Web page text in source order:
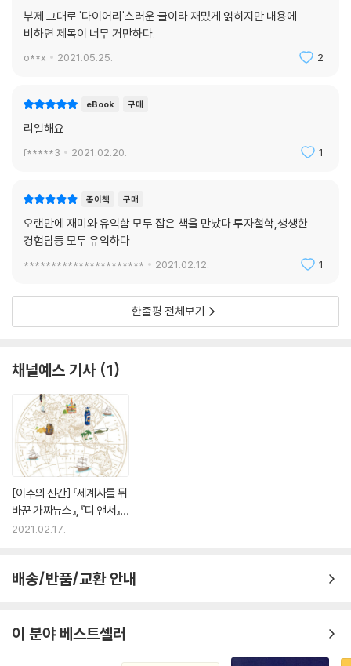
부제 그대로 '다이어리'스러운 글이라 재밌게 읽히지만 내용에
비하면 제목이 너무 거만하다.
o**x 2021.05.25. 2
eBook 구매
리얼해요
f*****3 2021.02.20. 1
종이책 구매
오랜만에 재미와 유익함 모두 잡은 책을 만났다 투자철학,생생한
경험담등 모두 유익하다
********************** 2021.02.12. 1
한줄평 전체보기
채널예스 기사 1
[이주의 신간] 『세계사를 뒤
바꾼 가짜뉴스』, 『디 앤서』
외
2021.02.17.
배송/반품/교환 안내
이 분야 베스트셀러